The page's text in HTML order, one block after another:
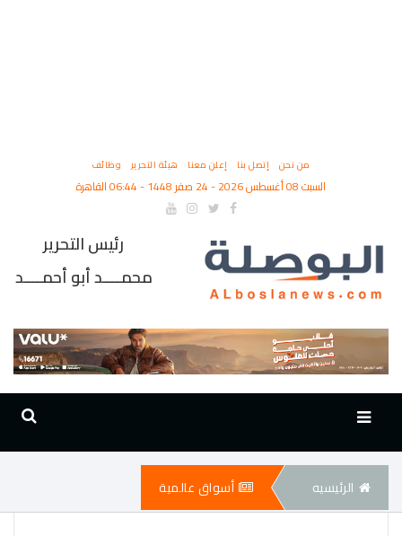
من نحن إتصل بنا إعلن معنا هيئة التحرير وظائف
السبت 08 أغسطس 2026 - 24 صفر 1448 - 06:44 القاهرة
رئيس التحرير
محمــــد أبو أحمــــد
الرئيسيه أسواق عالمية